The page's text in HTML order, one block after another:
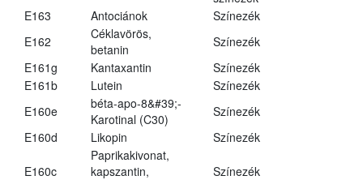
E163
Antociánok
Színezék
E162
Céklavörös,
betanin
Színezék
E161g
Kantaxantin
Színezék
E161b
Lutein
Színezék
E160e
béta-apo-8&#39;-
Karotinal (C30)
Színezék
E160d
Likopin Színezék
E160c
Paprikakivonat,
kapszantin,
Színezék